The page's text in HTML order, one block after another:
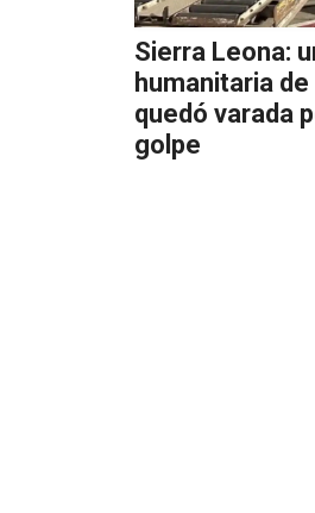
Sierra Leona:
humanitaria
quedó varada
golpe